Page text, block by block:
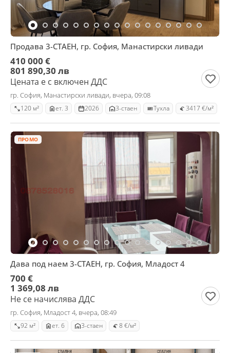
Продава 3-СТАЕН, гр. София, Манастирски ливади
410 000 €
801 890,30 лв
Цената е с включен ДДС
гр. София, Манастирски ливади, вчера, 09:08
120 м² ет. 3 2026 3-стаен Тухла 3417 €/м²
ПРОМО
Дава под наем 3-СТАЕН, гр. София, Младост 4
700 €
1 369,08 лв
Не се начислява ДДС
гр. София, Младост 4, вчера, 08:49
92 м² ет. 6 3-стаен 8 €/м²